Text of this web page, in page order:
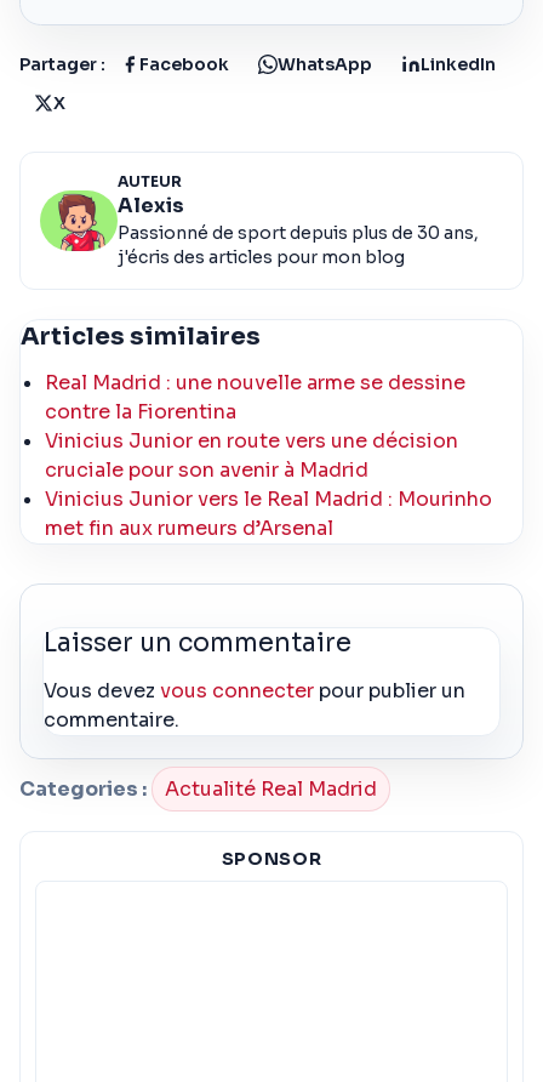
Partager : Facebook WhatsApp
LinkedIn
X
AUTEUR
Alexis
Passionné de sport depuis plus de 30 ans,
j'écris des articles pour mon blog
Articles similaires
Real Madrid : une nouvelle arme se dessine
contre la Fiorentina
Vinicius Junior en route vers une décision
cruciale pour son avenir à Madrid
Vinicius Junior vers le Real Madrid : Mourinho
met fin aux rumeurs d’Arsenal
Laisser un commentaire
Vous devezvous connecter pour publier un
commentaire.
Categories : Actualité Real Madrid
SPONSOR